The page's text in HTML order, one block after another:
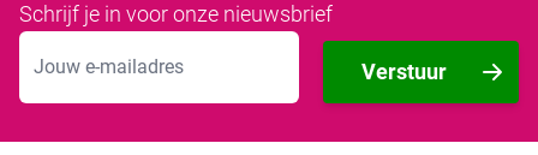
Schrijf je in voor onze nieuwsbrief
E-mailadres
Verstuur